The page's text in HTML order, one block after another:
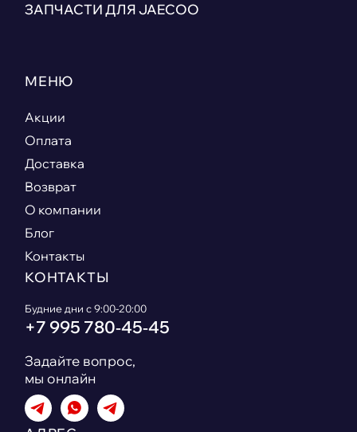
ЗАПЧАСТИ ДЛЯ JAECOO
МЕНЮ
Акции
Оплата
Доставка
Возврат
О компании
Блог
Контакты
КОНТАКТЫ
Будние дни с 9:00-20:00
+7 995 780‑45‑45
Задайте вопрос,
мы онлайн